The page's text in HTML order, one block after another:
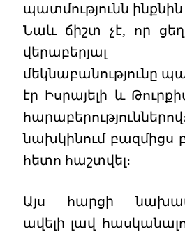
պատմությունն ինքնին
Նաև ճիշտ չէ, որ
վերաբերյալ
մեկնաբանությունը
էր Իսրայելի և
նախկինում բազմիցս
հետո հաշտվել։
Այս հարցի
ավելի լավ